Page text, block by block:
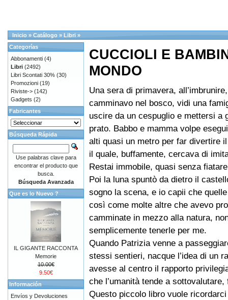
Inicio » Catálogo » Libri »
CUCCIOLI E
MONDO
Una sera di primavera,
camminavo nel bosco, vidi una
uscire da un cespuglio e mettersi a
prato. Babbo e mamma volpe
alti quasi un metro per far divertire
il quale, buffamente, cercava di
Restai immobile, quasi senza
Poi la luna spuntò da dietro il
sogno la scena, e io capii che
così come molte altre che avevo
camminate in mezzo alla natura,
semplicemente tenerle per me.
Quando Patrizia venne a
stessi sentieri, nacque l’idea di un
avesse al centro il rapporto
che l’umanità tende a
Questo piccolo libro vuole
Categorías
Abbonamenti (4)
Libri (2492)
Libri Scontati 30% (30)
Promozioni (19)
Riviste-> (142)
Gadgets (2)
Fabricantes
Búsqueda Rápida
Use palabras clave para
encontrar el producto que
busca.
Búsqueda Avanzada
Que es lo Nuevo ?
IL GIGANTE RACCONTA
Memorie
10.00€
9.50€
Información
Envíos y Devoluciones